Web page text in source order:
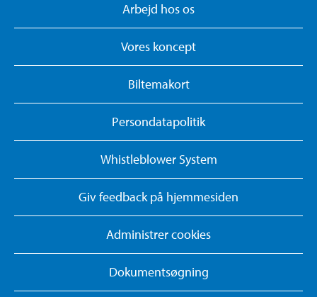
Arbejd hos os
Vores koncept
Biltemakort
Persondatapolitik
Whistleblower System
Giv feedback på hjemmesiden
Administrer cookies
Dokumentsøgning